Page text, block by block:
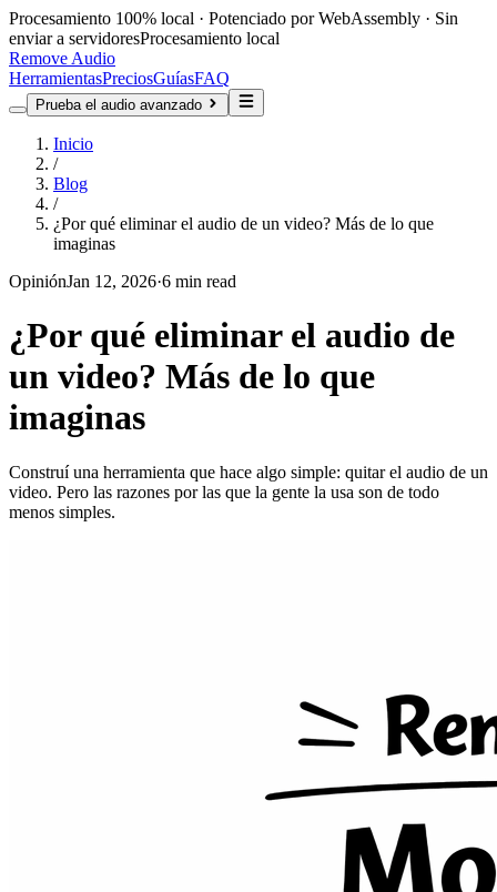
Procesamiento 100% local · Potenciado por WebAssembly · Sin
enviar a servidoresProcesamiento local
Remove Audio
HerramientasPreciosGuíasFAQ
Prueba el audio avanzado
Inicio
/
Blog
/
¿Por qué eliminar el audio de un video? Más de lo que
imaginas
OpiniónJan 12, 2026·6 min read
¿Por qué eliminar el audio de
un video? Más de lo que
imaginas
Construí una herramienta que hace algo simple: quitar el audio de un
video. Pero las razones por las que la gente la usa son de todo
menos simples.